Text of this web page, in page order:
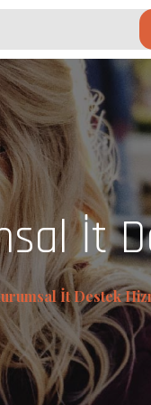
İt
İt Destek